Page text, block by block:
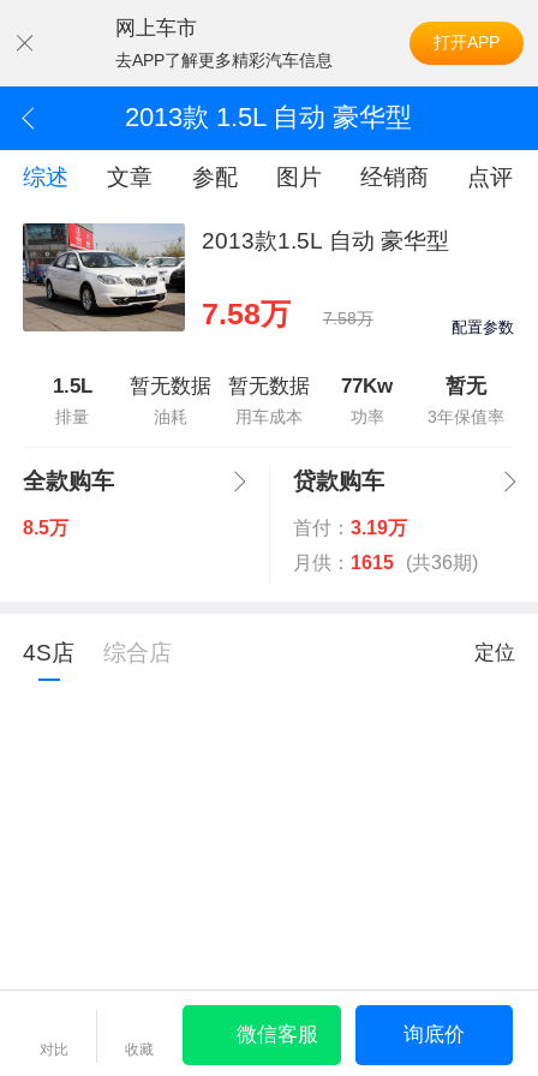
网上车市
去APP了解更多精彩汽车信息
打开APP
2013款 1.5L 自动 豪华型
综述 文章 参配 图片 经销商 点评
2013款1.5L 自动 豪华型
7.58万 7.58万 配置参数
1.5L
排量
暂无数据
油耗
暂无数据
用车成本
77Kw
功率
暂无
3年保值率
全款购车
8.5万
贷款购车
首付： 3.19万
月供： 1615 (共36期)
4S店 综合店 定位
对比 收藏
微信客服 询底价